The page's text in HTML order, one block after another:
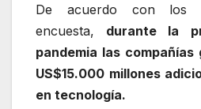
De acuerdo con los
encuesta, durante la
pandemia las
US$15.000 millones
en tecnología.